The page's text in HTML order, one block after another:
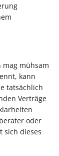
mag mühsam
kann
tatsächlich
Verträge
oder
sich dieses